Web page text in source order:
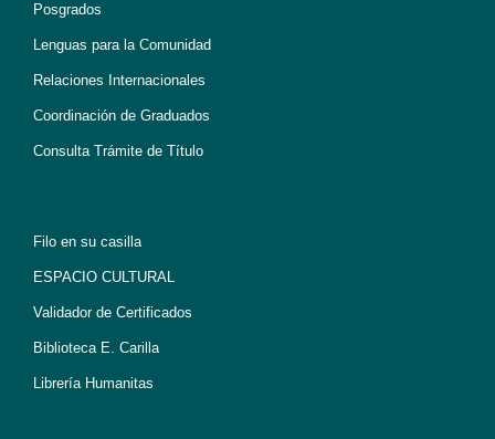
Posgrados
Lenguas para la Comunidad
Relaciones Internacionales
Coordinación de Graduados
Consulta Trámite de Título
Filo en su casilla
ESPACIO CULTURAL
Validador de Certificados
Biblioteca E. Carilla
Librería Humanitas